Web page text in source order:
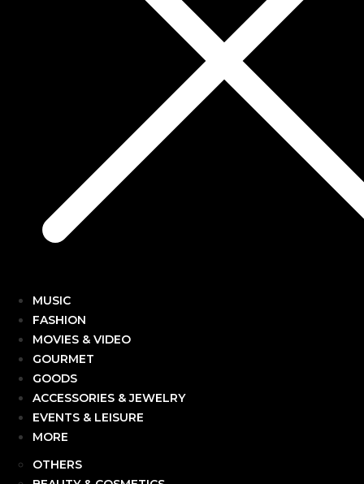
MUSIC
FASHION
MOVIES & VIDEO
GOURMET
GOODS
ACCESSORIES & JEWELRY
EVENTS & LEISURE
MORE
OTHERS